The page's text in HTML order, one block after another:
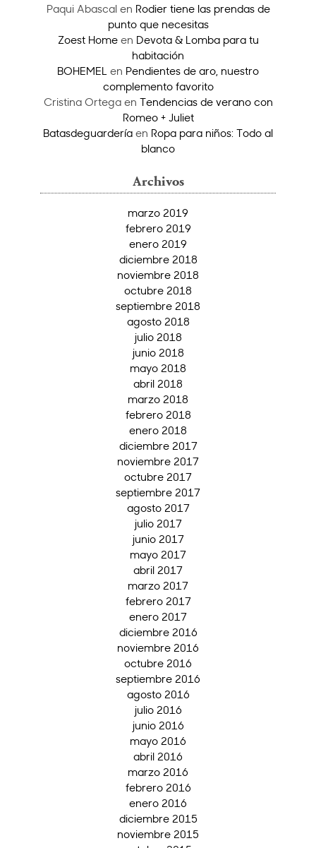
Paqui Abascalen Rodier tiene las prendas de
punto que necesitas
Zoest Homeen Devota & Lomba para tu
habitación
BOHEMEL en Pendientes de aro, nuestro
complemento favorito
Cristina Ortegaen Tendencias de verano con
Romeo + Juliet
Batasdeguardería en Ropa para niños: Todo al
blanco
Archivos
marzo 2019
febrero 2019
enero 2019
diciembre 2018
noviembre 2018
octubre 2018
septiembre 2018
agosto 2018
julio 2018
junio 2018
mayo 2018
abril 2018
marzo 2018
febrero 2018
enero 2018
diciembre 2017
noviembre 2017
octubre 2017
septiembre 2017
agosto 2017
julio 2017
junio 2017
mayo 2017
abril 2017
marzo 2017
febrero 2017
enero 2017
diciembre 2016
noviembre 2016
octubre 2016
septiembre 2016
agosto 2016
julio 2016
junio 2016
mayo 2016
abril 2016
marzo 2016
febrero 2016
enero 2016
diciembre 2015
noviembre 2015